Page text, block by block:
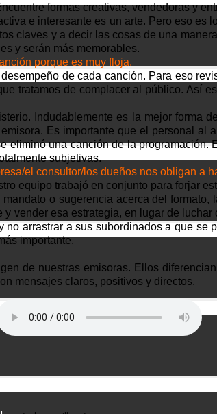
formas creativas, vendedoras y
e interesante es un arte. Pero eso es
claves y a decir las cosas de una
y serán más memorables.
porque es muy floja.
de cada canción. Para eso
tratamos de complacer al público. Así
Indudablemente es la mejor forma
Es importante que el personal al
eliminó una canción de la programación.
subjetivas.
el consultor/los dueños nos obligan a
equipo trabajó en conjunto para forjar
o sugerencia acerca del
vender esa estrategia, en lugar de
arrastrar a sus subordinados a que
importante.
de nuestras emisoras. Ellos
mensajes claros, positivos y directos.